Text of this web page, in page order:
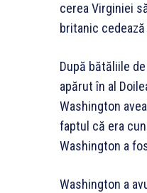
cerea Virginiei
britanic
După bătăliile
apărut în al
Washington
faptul că era
Washington a
Washington a